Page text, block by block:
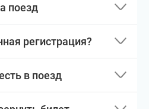
поезд
регистрация?
в поезд